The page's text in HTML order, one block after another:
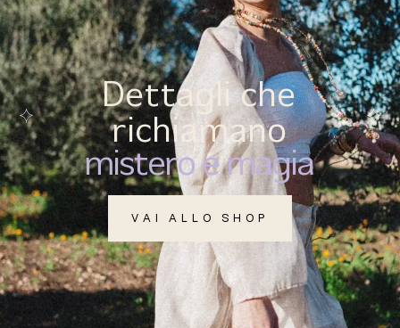
Dettagli che
richiamano
mistero e magia
VAI ALLO SHOP